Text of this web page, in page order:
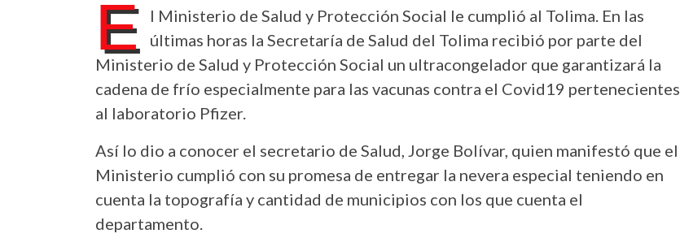
E
l Ministerio de Salud y Protección Social le cumplió al Tolima. En las
últimas horas la Secretaría de Salud del Tolima recibió por parte del
Ministerio de Salud y Protección Social un ultracongelador que garantizará la
cadena de frío especialmente para las vacunas contra el Covid19 pertenecientes
al laboratorio Pfizer.
Así lo dio a conocer el secretario de Salud, Jorge Bolívar, quien manifestó que el
Ministerio cumplió con su promesa de entregar la nevera especial teniendo en
cuenta la topografía y cantidad de municipios con los que cuenta el
departamento.